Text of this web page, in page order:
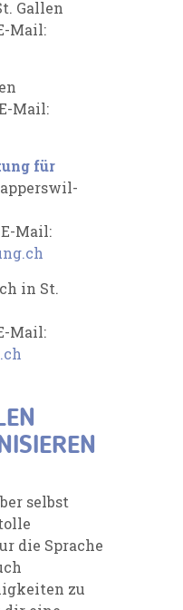
Gallen
Mail:
Mail:
für
E-Mail:
in St.
Mail:
selbst
die Sprache
zu